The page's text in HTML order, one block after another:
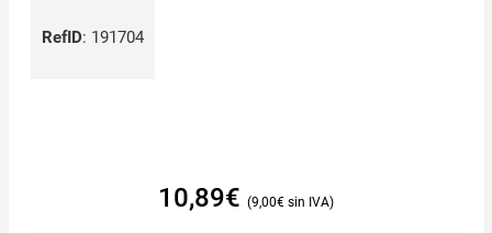
RefID: 191704
10,89€ 9,00€